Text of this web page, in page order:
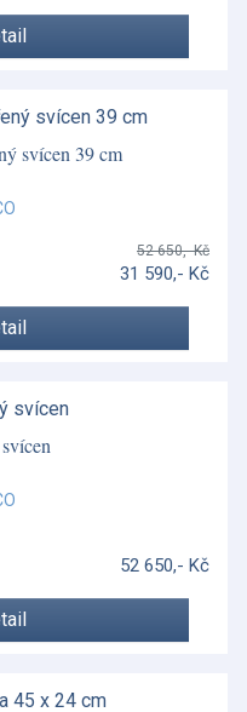
svícen 39 cm
52 650,- Kč
31 590,- Kč
52 650,- Kč